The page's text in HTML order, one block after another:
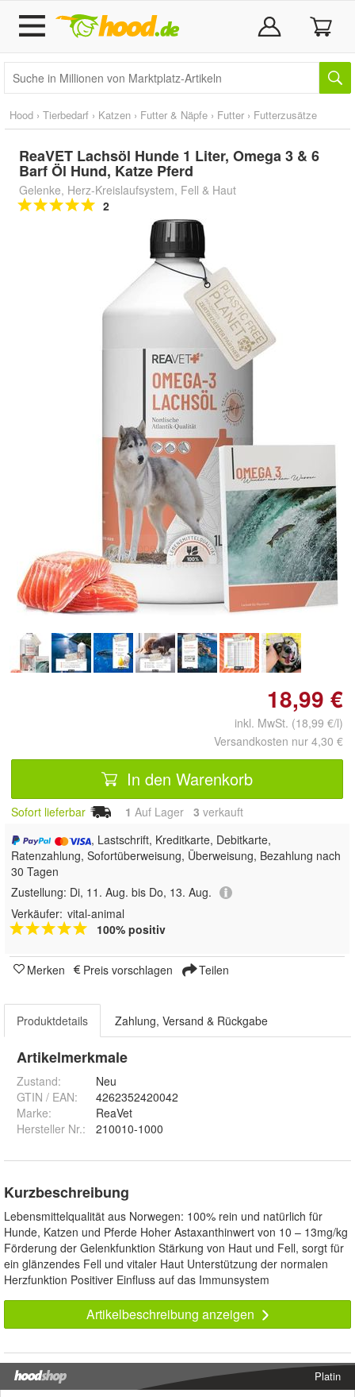
Hood › Tierbedarf › Katzen › Futter & Näpfe › Futter › Futterzusätze
ReaVET Lachsöl Hunde 1 Liter, Omega 3 & 6
Barf Öl Hund, Katze Pferd
Gelenke, Herz-Kreislaufsystem, Fell & Haut
2
Doppelt antippen zum
vergrößern
18,99 €
inkl. MwSt. (18,99 €/l)
Versandkosten nur 4,30 €
In den Warenkorb
Sofort lieferbar 1 Auf Lager 3 verkauft
, Lastschrift, Kreditkarte, Debitkarte,
Ratenzahlung, Sofortüberweisung, Überweisung, Bezahlung nach
30 Tagen
Zustellung: Di, 11. Aug. bis Do, 13. Aug.
Verkäufer: vital-animal
100% positiv
Merken Preis vorschlagen Teilen
Produktdetails Zahlung, Versand & Rückgabe
Artikelmerkmale
Zustand:
Neu
GTIN / EAN:
4262352420042
Marke:
ReaVet
Hersteller Nr.:
210010-1000
Kurzbeschreibung
Lebensmittelqualität aus Norwegen: 100% rein und natürlich für
Hunde, Katzen und Pferde Hoher Astaxanthinwert von 10 – 13mg/kg
Förderung der Gelenkfunktion Stärkung von Haut und Fell, sorgt für
ein glänzendes Fell und vitaler Haut Unterstützung der normalen
Herzfunktion Positiver Einfluss auf das Immunsystem
Artikelbeschreibung anzeigen
Platin